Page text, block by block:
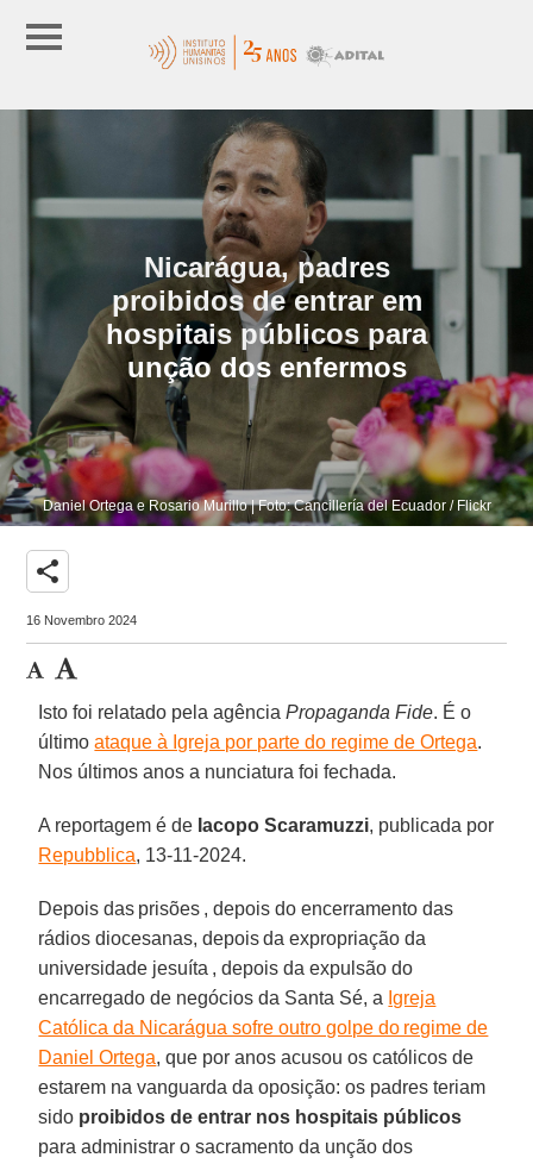
Nicarágua, padres
proibidos de entrar em
hospitais públicos para
unção dos enfermos
Daniel Ortega e Rosario Murillo | Foto: Cancillería del Ecuador / Flickr
share
16 Novembro 2024
Isto foi relatado pela agênciaPropaganda Fide. É o
últimoataque à Igreja por parte do regime de Ortega.
Nos últimos anos a nunciatura foi fechada.
A reportagem é de Iacopo Scaramuzzi, publicada por
Repubblica, 13-11-2024.
Depois das prisões , depois do encerramento das
rádios diocesanas, depois da expropriação da
universidade jesuíta , depois da expulsão do
encarregado de negócios da Santa Sé, a Igreja
Católica da Nicarágua sofre outro golpe do regime de
Daniel Ortega, que por anos acusou os católicos de
estarem na vanguarda da oposição: os padres teriam
sido proibidos de entrar nos hospitais públicos
para administrar o sacramento da unção dos